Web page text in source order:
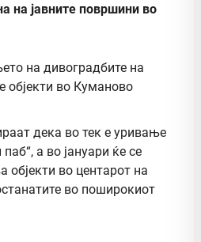
на јавните површини во
дека во тек е уривање
а во јануари ќе се
објекти во центарот на
во поширокиот